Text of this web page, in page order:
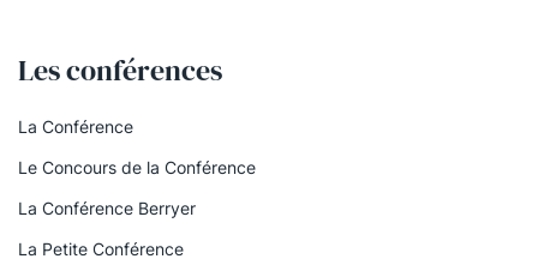
Les conférences
La Conférence
Le Concours de la Conférence
La Conférence Berryer
La Petite Conférence